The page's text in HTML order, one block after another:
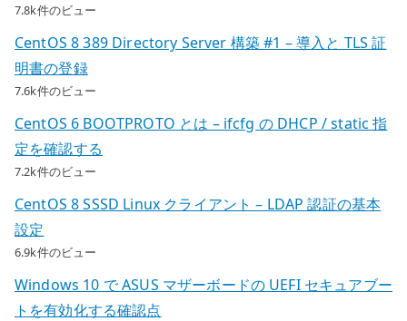
7.8k件のビュー
CentOS 8 389 Directory Server 構築 #1 – 導入と TLS 証
明書の登録
7.6k件のビュー
CentOS 6 BOOTPROTO とは – ifcfg の DHCP / static 指
定を確認する
7.2k件のビュー
CentOS 8 SSSD Linux クライアント – LDAP 認証の基本
設定
6.9k件のビュー
Windows 10 で ASUS マザーボードの UEFI セキュアブー
トを有効化する確認点